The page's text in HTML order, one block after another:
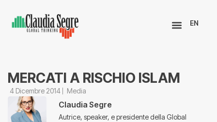
EN
MERCATI A RISCHIO ISLAM
4 Dicembre 2014 Media
Claudia Segre
Autrice, speaker, e presidente della Global